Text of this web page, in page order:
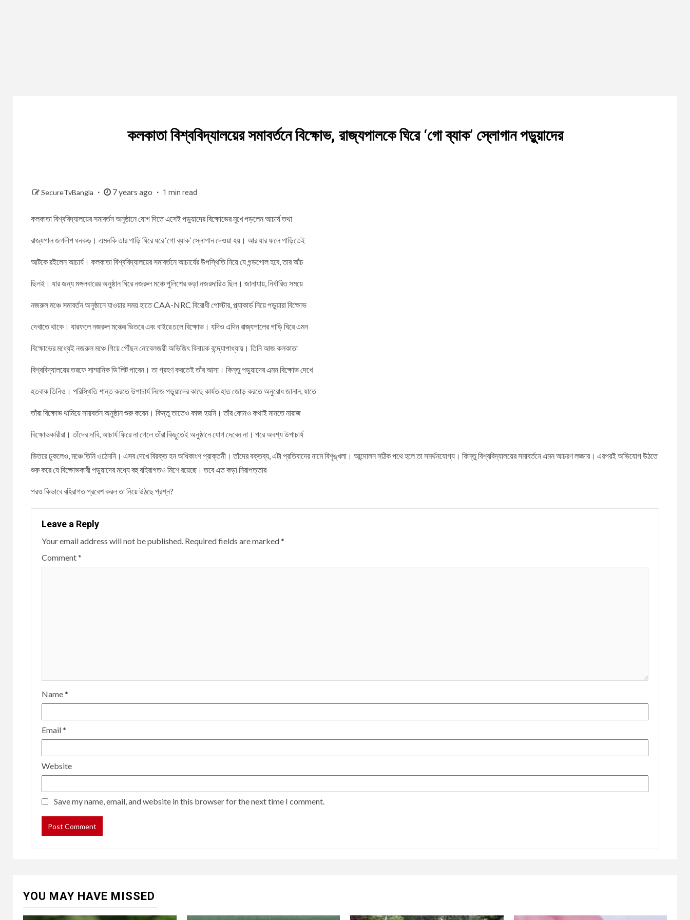
কলকাতা বিশ্ববিদ্যালয়ের সমাবর্তনে বিক্ষোভ, রাজ্যপালকে ঘিরে ‘গো ব্যাক’ স্লোগান পড়ুয়াদের
SecureTvBangla 7 years ago 1 min read
কলকাতা বিশ্ববিদ্যালয়ের সমাবর্তন অনুষ্ঠানে যোগ দিতে এসেই পড়ুয়াদের বিক্ষোভের মুখে পড়লেন আচার্য তথা
রাজ্যপাল জগদীপ ধনকড়। এমনকি তার গাড়ি ঘিরে ধরে ‘গো ব্যাক’ স্লোগান দেওয়া হয়। আর যার ফলে গাড়িতেই
আটকে রইলেন আচার্য। কলকাতা বিশ্ববিদ্যালয়ের সমাবর্তনে আচার্যের উপস্থিতি নিয়ে যে গন্ডগোল হবে, তার আঁচ
ছিলই। যার জন্য মঙ্গলবারের অনু্ষ্ঠান ঘিরে নজরুল মঞ্চে পুলিশের কড়া নজরদারিও ছিল। জানাযায়, নির্ধারিত সময়ে
নজরুল মঞ্চে সমাবর্তন অনুষ্ঠানে যাওয়ার সময় হাতে CAA-NRC বিরোধী পোস্টার, প্ল্যাকার্ড নিয়ে পড়ুয়ারা বিক্ষোভ
দেখাতে থাকে। যারফলে নজরুল মঞ্চের ভিতরে এবং বাইরে চলে বিক্ষোভ। যদিও এদিন রাজ্যপালের গাড়ি ঘিরে এমন
বিক্ষোভের মধ্যেই নজরুল মঞ্চে গিয়ে পৌঁছন নোবেলজয়ী অভিজিৎ বিনায়ক বন্দ্যোপাধ্যায়। তিনি আজ কলকাতা
বিশ্ববিদ্যালয়ের তরফে সাম্মানিক ডি’লিট পাবেন। তা গ্রহণ করতেই তাঁর আসা। কিন্তু পড়ুয়াদের এমন বিক্ষোভ দেখে
হতবাক তিনিও। পরিস্থিতি শান্ত করতে উপাচার্য নিজে পড়ুয়াদের কাছে কার্যত হাত জোড় করতে অনুরোধ জানান, যাতে
তাঁরা বিক্ষোভ থামিয়ে সমাবর্তন অনুষ্ঠান শুরু করেন। কিন্তু তাতেও কাজ হয়নি। তাঁর কোনও কথাই মানতে নারাজ
বিক্ষোভকারীরা। তাঁদের দাবি, আচার্য ফিরে না গেলে তাঁরা কিছুতেই অনুষ্ঠানে যোগ দেবেন না। পরে অবশ্য উপাচার্য
ভিতরে ঢুকলেও, মঞ্চে তিনি ওঠেননি। এসব দেখে বিরক্ত হন অধিকাংশ প্রাক্তনী। তাঁদের বক্তব্য, এটা প্রতিবাদের নামে বিশৃঙ্খলা। আন্দোলন সঠিক পথে হলে তা সমর্থনযোগ্য। কিন্তু বিশ্ববিদ্যালয়ের সমাবর্তনে এমন আচরণ লজ্জার। এরপরই অভিযোগ উঠতে
শুরু করে যে বিক্ষোভকারী পড়ুয়াদের মধ্যে বহু বহিরাগতও মিশে রয়েছে। তবে এত কড়া নিরাপত্তার
পরও কিভাবে বহিরাগত প্রবেশ করল তা নিয়ে উঠছে প্রশ্ন?
Leave a Reply
Your email address will not be published. Required fields are marked*
Comment*
Name*
Email*
Website
Save my name, email, and website in this browser for the next time I comment.
YOU MAY HAVE MISSED